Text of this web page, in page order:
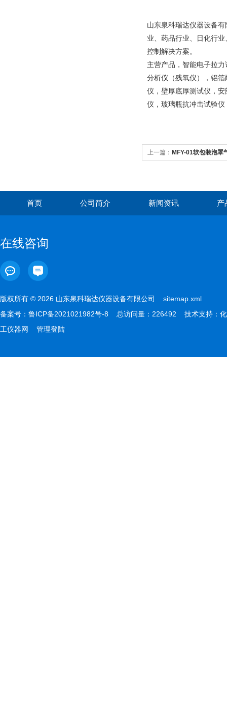
山东泉科瑞达仪器设备
业、药品行业、日化行
控制解决方案。
主营产品，智能电子拉
分析仪（残氧仪），铝
仪，壁厚底厚测试仪，
仪，玻璃瓶抗冲击试验
上一篇： MFY-01软包装泡罩
首页 公司简介 新闻资讯 产
在线咨询
版权所有 © 2026 山东泉科瑞达仪器设备有限公司 sitemap.xml
备案号： 鲁ICP备2021021982号-8 总访问量：226492 技术支持： 化
工仪器网
管理登陆